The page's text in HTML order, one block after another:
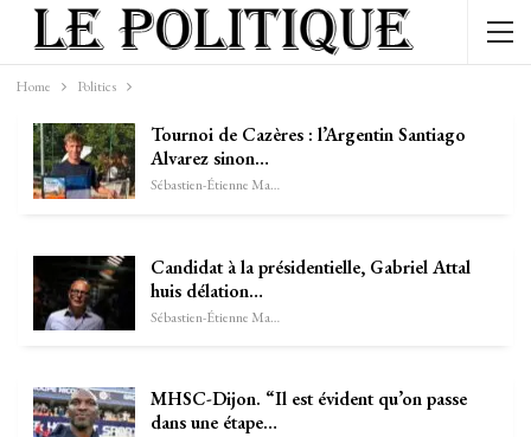
Home Politics
Tournoi de Cazères : l’Argentin Santiago
Alvarez sinon…
Sébastien-Étienne Marechal
Candidat à la présidentielle, Gabriel Attal
huis délation…
Sébastien-Étienne Marechal
MHSC-Dijon. “Il est évident qu’on passe
dans une étape…